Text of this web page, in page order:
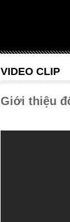
VIDEO CLIP
Giới thiệu